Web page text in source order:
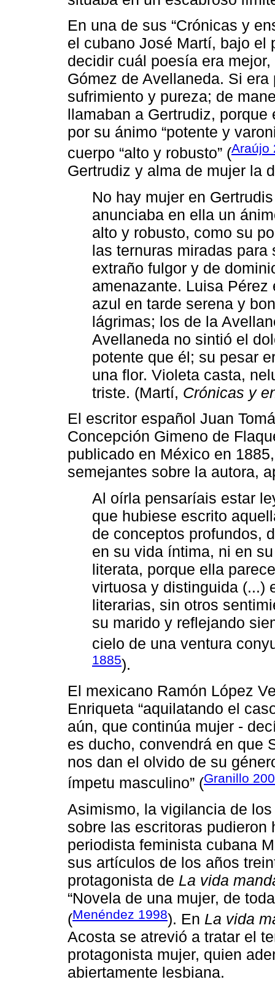
En una de sus “Crónicas y
el cubano José Martí, bajo el
decidir cuál poesía era
Gómez de Avellaneda. Si
sufrimiento y pureza; de
llamaban a Gertrudiz,
por su ánimo “potente y
cuerpo “alto y robusto” (Araújo
Gertrudiz y alma de mujer la
No hay mujer en
anunciaba en ella un
alto y robusto, como su
las ternuras miradas
extraño fulgor y de
amenazante. Luisa
azul en tarde serena y
lágrimas; los de la
Avellaneda no sintió el
potente que él; su pesar
una flor. Violeta casta,
triste. (Martí, Crónicas y
El escritor español Juan
Concepción Gimeno de
publicado en México en
semejantes sobre la autora,
Al oírla pensaríais estar
que hubiese escrito
de conceptos profundos,
en su vida íntima, ni en
literata, porque ella
virtuosa y distinguida (...)
literarias, sin otros
su marido y reflejando
cielo de una ventura
1885).
El mexicano Ramón López
Enriqueta “aquilatando el
aún, que continúa mujer -
es ducho, convendrá en que
nos dan el olvido de su
ímpetu masculino” (Granillo
Asimismo, la vigilancia de
sobre las escritoras
periodista feminista cubana
sus artículos de los años
protagonista de La vida
“Novela de una mujer, de
(Menéndez 1998). En La vida
Acosta se atrevió a tratar el
protagonista mujer, quien
abiertamente lesbiana.